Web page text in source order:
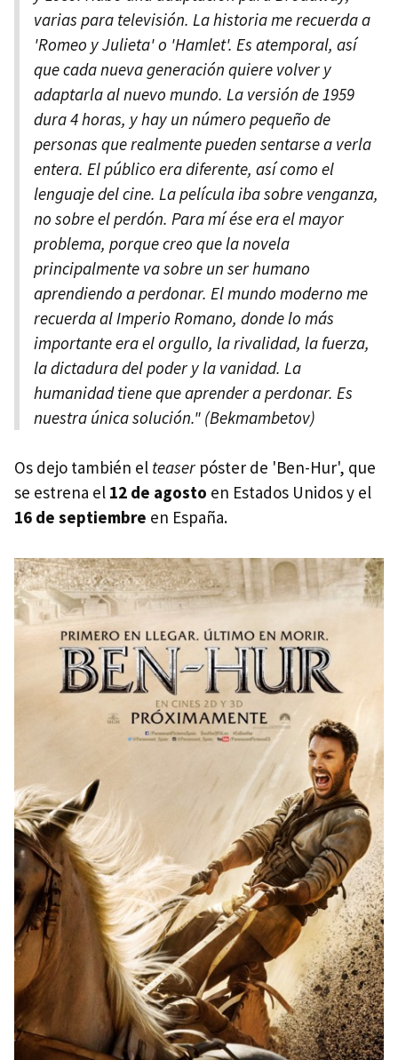
varias para televisión. La historia me recuerda a
'Romeo y Julieta' o 'Hamlet'. Es atemporal, así
que cada nueva generación quiere volver y
adaptarla al nuevo mundo. La versión de 1959
dura 4 horas, y hay un número pequeño de
personas que realmente pueden sentarse a verla
entera. El público era diferente, así como el
lenguaje del cine. La película iba sobre venganza,
no sobre el perdón. Para mí ése era el mayor
problema, porque creo que la novela
principalmente va sobre un ser humano
aprendiendo a perdonar. El mundo moderno me
recuerda al Imperio Romano, donde lo más
importante era el orgullo, la rivalidad, la fuerza,
la dictadura del poder y la vanidad. La
humanidad tiene que aprender a perdonar. Es
nuestra única solución." (Bekmambetov)
Os dejo también el teaser póster de 'Ben-Hur', que
se estrena el 12 de agosto en Estados Unidos y el
16 de septiembre en España.